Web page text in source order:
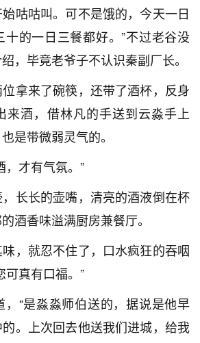
咕咕叫。可不是饿的，今天一日
十的一日三餐都好。”不过老谷没
，毕竟老爷子不认识秦副厂长。
拿来了碗筷，还带了酒杯，反身
来酒，借林凡的手送到云淼手上
是带微弱灵气的。
，才有气氛。”
长长的壶嘴，清亮的酒液倒在杯
酒香味溢满厨房兼餐厅。
，就忍不住了，口水疯狂的吞咽
可真有口福。”
，“是淼淼师伯送的，据说是他早
。上次回去他送我们进城，给我